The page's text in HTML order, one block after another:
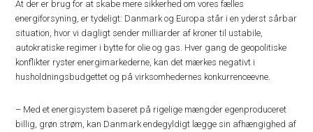
At der er brug for at skabe mere sikkerhed om vores fælles
energiforsyning, er tydeligt: Danmark og Europa står i en yderst sårbar
situation, hvor vi dagligt sender milliarder af kroner til ustabile,
autokratiske regimer i bytte for olie og gas. Hver gang de geopolitiske
konflikter ryster energimarkederne, kan det mærkes negativt i
husholdningsbudgettet og på virksomhedernes konkurrenceevne.
– Med et energisystem baseret på rigelige mængder egenproduceret
billig, grøn strøm, kan Danmark endegyldigt lægge sin afhængighed af